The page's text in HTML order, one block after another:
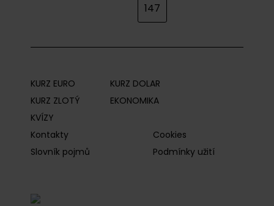
147
KURZ EURO
KURZ DOLAR
KURZ ZLOTÝ
EKONOMIKA
KVÍZY
Kontakty
Cookies
Slovník pojmů
Podmínky užití